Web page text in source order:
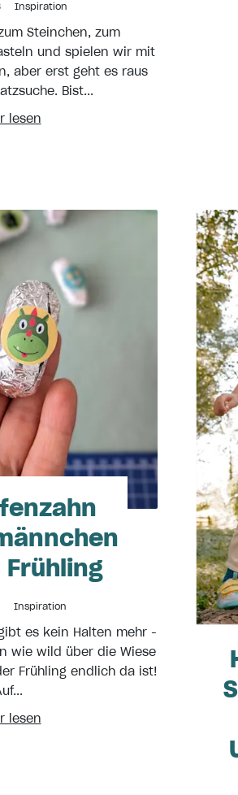
Inspiration
Steinchen, zum
und spielen wir mit
aber erst geht es raus
Bist...
lesen
Inspiration
es kein Halten mehr -
wie wild über die Wiese
Frühling endlich da ist!
lesen